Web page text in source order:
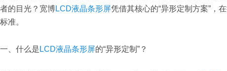
者的目光？宽博LCD液晶条形屏凭借其核心的“异形定制方案”，
标准。
一、什么是 LCD液晶条形屏的“异形定制”？